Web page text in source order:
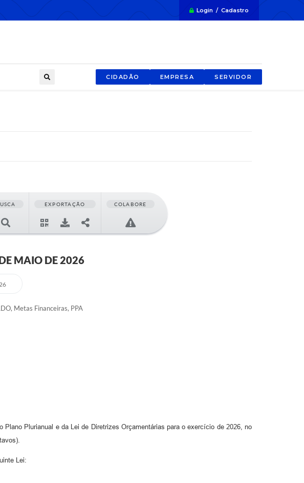
Login / Cadastro
CIDADÃO EMPRESA SERVIDOR
EXPORTAÇÃO COLABORE
MAIO DE 2026
Metas Financeiras, PPA
Plurianual e da Lei de Diretrizes Orçamentárias para o exercício de 2026, no
Lei: